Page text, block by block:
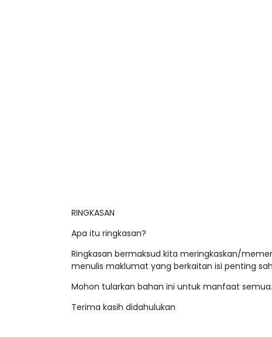
RINGKASAN
Apa itu ringkasan?
Ringkasan bermaksud kita meringkaskan/
menulis maklumat yang berkaitan isi penting
Mohon tularkan bahan ini untuk manfaat semua.
Terima kasih didahulukan